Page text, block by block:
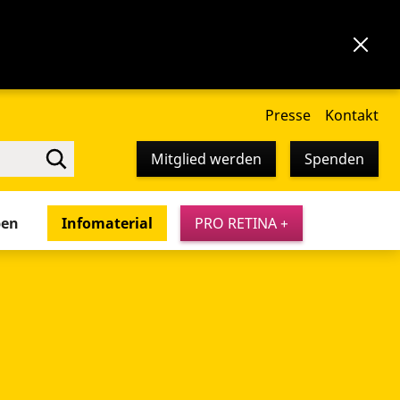
Presse Kontakt
Mitglied werden Spenden
Infomaterial PRO RETINA +